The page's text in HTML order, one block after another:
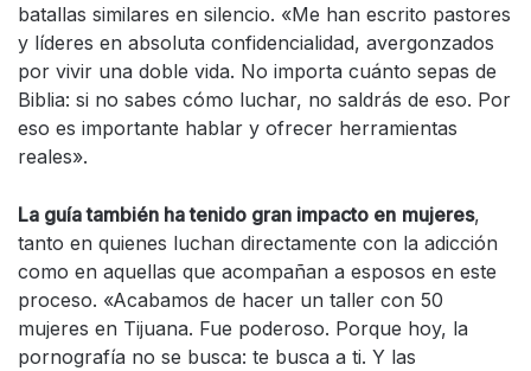
batallas similares en silencio. «Me han escrito pastores
y líderes en absoluta confidencialidad, avergonzados
por vivir una doble vida. No importa cuánto sepas de
Biblia: si no sabes cómo luchar, no saldrás de eso. Por
eso es importante hablar y ofrecer herramientas
reales».
La guía también ha tenido gran impacto en mujeres,
tanto en quienes luchan directamente con la adicción
como en aquellas que acompañan a esposos en este
proceso. «Acabamos de hacer un taller con 50
mujeres en Tijuana. Fue poderoso. Porque hoy, la
pornografía no se busca: te busca a ti. Y las